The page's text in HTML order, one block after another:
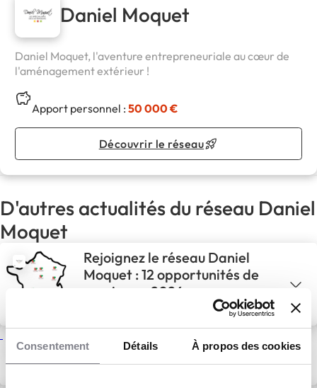
Consentement Détails À propos des cookies
Daniel Moquet
Daniel Moquet, l'aventure entrepreneuriale au cœur de
l'aménagement extérieur !
Apport personnel :50 000 €
Découvrir le réseau
D'autres actualités du réseau Daniel
Moquet
Rejoignez le réseau Daniel
Moquet : 12 opportunités de
reprise en 2026
Habitat & Bâtiment
Daniel Moquet dans l’émission
Mission Travaux sur M6